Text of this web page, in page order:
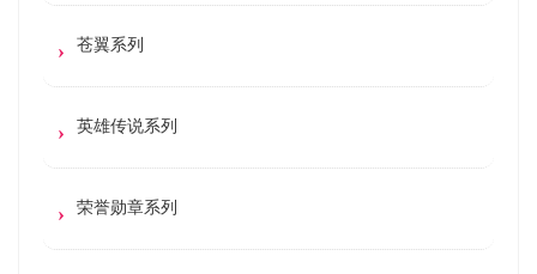
苍翼系列
英雄传说系列
荣誉勋章系列